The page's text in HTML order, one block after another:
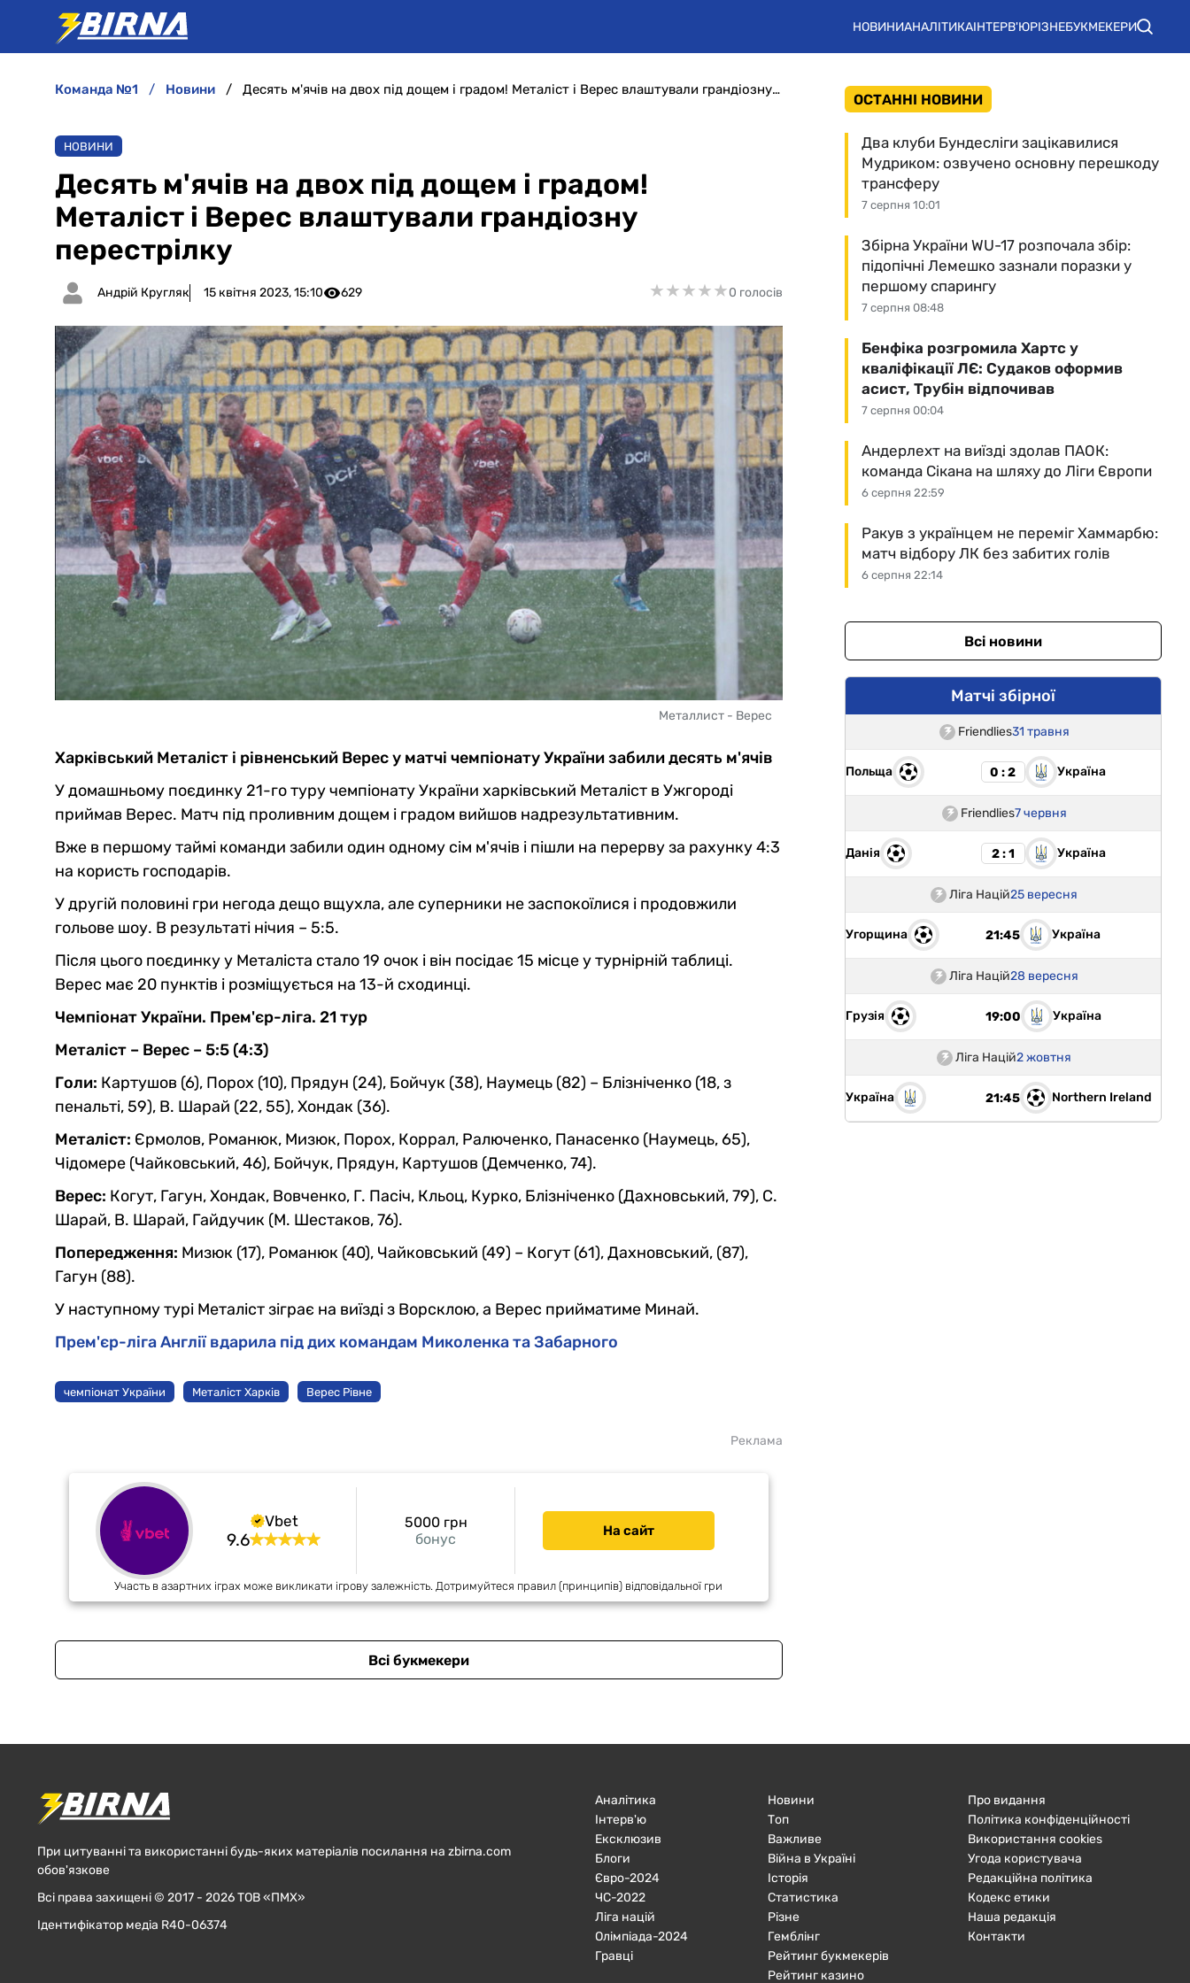
НОВИНИАНАЛІТИКАІНТЕРВ'ЮРІЗНЕБУКМЕКЕРИ
команда №1 новини Десять м'ячів на двох під дощем і градом! Металіст і Верес влаштували грандіозну перестрілку
НОВИНИ
Десять м'ячів на двох під дощем і градом!
Металіст і Верес влаштували грандіозну
перестрілку
Андрій Кругляк 15 квітня 2023, 15:10 629 ★★★★★
★★★★★0 голосів
Металлист - Верес
Харківський Металіст і рівненський Верес у матчі чемпіонату України забили десять м'ячів
У домашньому поєдинку 21-го туру чемпіонату України харківський Металіст в Ужгороді
приймав Верес. Матч під проливним дощем і градом вийшов надрезультативним.
Вже в першому таймі команди забили один одному сім м'ячів і пішли на перерву за рахунку 4:3
на користь господарів.
У другій половині гри негода дещо вщухла, але суперники не заспокоїлися і продовжили
гольове шоу. В результаті нічия – 5:5.
Після цього поєдинку у Металіста стало 19 очок і він посідає 15 місце у турнірній таблиці.
Верес має 20 пунктів і розміщується на 13-й сходинці.
Чемпіонат України. Прем'єр-ліга. 21 тур
Металіст – Верес – 5:5 (4:3)
Голи: Картушов (6), Порох (10), Прядун (24), Бойчук (38), Наумець (82) – Блізніченко (18, з
пенальті, 59), В. Шарай (22, 55), Хондак (36).
Металіст: Єрмолов, Романюк, Мизюк, Порох, Коррал, Ралюченко, Панасенко (Наумець, 65),
Чідомере (Чайковський, 46), Бойчук, Прядун, Картушов (Демченко, 74).
Верес: Когут, Гагун, Хондак, Вовченко, Г. Пасіч, Кльоц, Курко, Блізніченко (Дахновський, 79), С.
Шарай, В. Шарай, Гайдучик (М. Шестаков, 76).
Попередження: Мизюк (17), Романюк (40), Чайковський (49) – Когут (61), Дахновський, (87),
Гагун (88).
У наступному турі Металіст зіграє на виїзді з Ворсклою, а Верес прийматиме Минай.
Прем'єр-ліга Англії вдарила під дих командам Миколенка та Забарного
чемпіонат України Металіст Харків Верес Рівне
Реклама
Vbet
9.6 бонус
5000 грн На сайт
Участь в азартних іграх може викликати ігрову залежність. Дотримуйтеся правил (принципів) відповідальної гри
Всі букмекери
ОСТАННІ НОВИНИ
7 серпня 10:01
Два клуби Бундесліги зацікавилися
Мудриком: озвучено основну перешкоду
трансферу
7 серпня 08:48
Збірна України WU-17 розпочала збір:
підопічні Лемешко зазнали поразки у
першому спарингу
7 серпня 00:04
Бенфіка розгромила Хартс у
кваліфікації ЛЄ: Судаков оформив
асист, Трубін відпочивав
6 серпня 22:59
Андерлехт на виїзді здолав ПАОК:
команда Сікана на шляху до Ліги Європи
6 серпня 22:14
Ракув з українцем не переміг Хаммарбю:
матч відбору ЛК без забитих голів
Всі новини
Матчі збірної
Friendlies31 травня
Польща 0 : 2 Україна
Friendlies7 червня
Данія 2 : 1 Україна
Ліга Націй25 вересня
Угорщина 21:45 Україна
Ліга Націй28 вересня
Грузія 19:00 Україна
Ліга Націй2 жовтня
Україна 21:45 Northern Ireland
При цитуванні та використанні будь-яких матеріалів посилання на zbirna.com
обов'язкове
Всі права захищені © 2017 - 2026 ТОВ «ПМХ»
Ідентифікатор медіа R40-06374
Аналітика
Інтерв'ю
Ексклюзив
Блоги
Євро-2024
ЧC-2022
Ліга націй
Олімпіада-2024
Гравці
Новини
Топ
Важливе
Війна в Україні
Історія
Статистика
Різне
Гемблінг
Рейтинг букмекерів
Рейтинг казино
Про видання
Політика конфіденційності
Використання cookies
Угода користувача
Редакційна політика
Кодекс етики
Наша редакція
Контакти